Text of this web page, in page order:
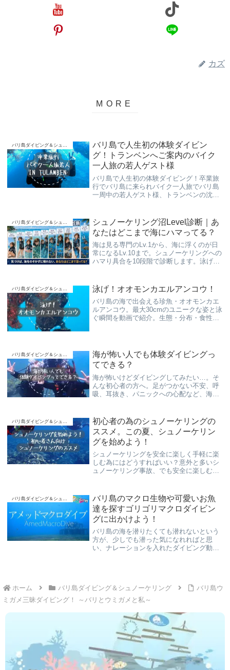
カズ
バリ島で人生初の体験ダイビン
グ！トランベンへご案内のバイク
一人旅の若人ゲスト様
バリ島で人生初の体験ダイビング！卒業旅
行でバリ島に来られバイク一人旅でバリ島
一周中の若人ゲスト様、トランベンの沈船
シュノーケリング沼Level診断｜あ
なたはどこまで海にハマってる？
海は見る専門のLv.1から、海に浮くのが日
常になるLv.10まで。シュノーケリングへの
ハマり具合を10段階で診断します。泳げな
バリ島ダイビング＆シュノーケリング 泳げ！オオモンカエルアンコウ！
バリ島の海で出会える珍魚・オオモンカエ
ルアンコウ。最大30cmのユニークな姿と泳
ぐ瞬間を動画で紹介。生態・分布・食性・
海が怖い人でも体験ダイビングっ
てできる？
海が怖いけどダイビングしてみたい…。そ
んな初心者の方へ。足がつかない不安、呼
吸、耳抜き、パニックへの心配など、海が
ます。
初心者の為のシュノーケリングの
ススメ。この夏、シュノーケリン
グを始めよう！
シュノーケリングを安全に楽しく手軽に楽
しむ為にはどうすればいい？意外と多いシ
ュノーケリング事故、でも安全に楽しむ簡
させて頂きます！
バリ島のマクロ生物や可愛いお魚
達を探すゴリゴリマクロダイビン
グに出かけよう！
バリ島の海を潜りたくても潜れないという
方が、少しでも潜った気になれればと思
い、ナレーションを入れたダイビング動画
ホーム
バリ島ダイビング＆シュノーケリング
バリ島ウ
ミガメ三昧ダイビング！ ～バリとウミガメと私～